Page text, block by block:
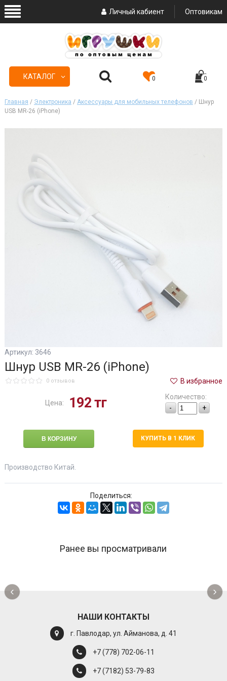
Личный кабиент Оптовикам
КАТАЛОГ 0 0
Главная / Электроника / Аксессуары для мобильных телефонов / Шнур
USB MR-26 (iPhone)
Артикул: 3646
Шнур USB MR-26 (iPhone)
0 отзывов В избранное
Цена: 192тг
Количество:
-
+
КУПИТЬ В 1 КЛИК
Производство Китай.
Поделиться:
Ранее вы просматривали
‹ ›
НАШИ КОНТАКТЫ
г. Павлодар, ул. Айманова, д. 41
+7 (778) 702-06-11
+7 (7182) 53-79-83